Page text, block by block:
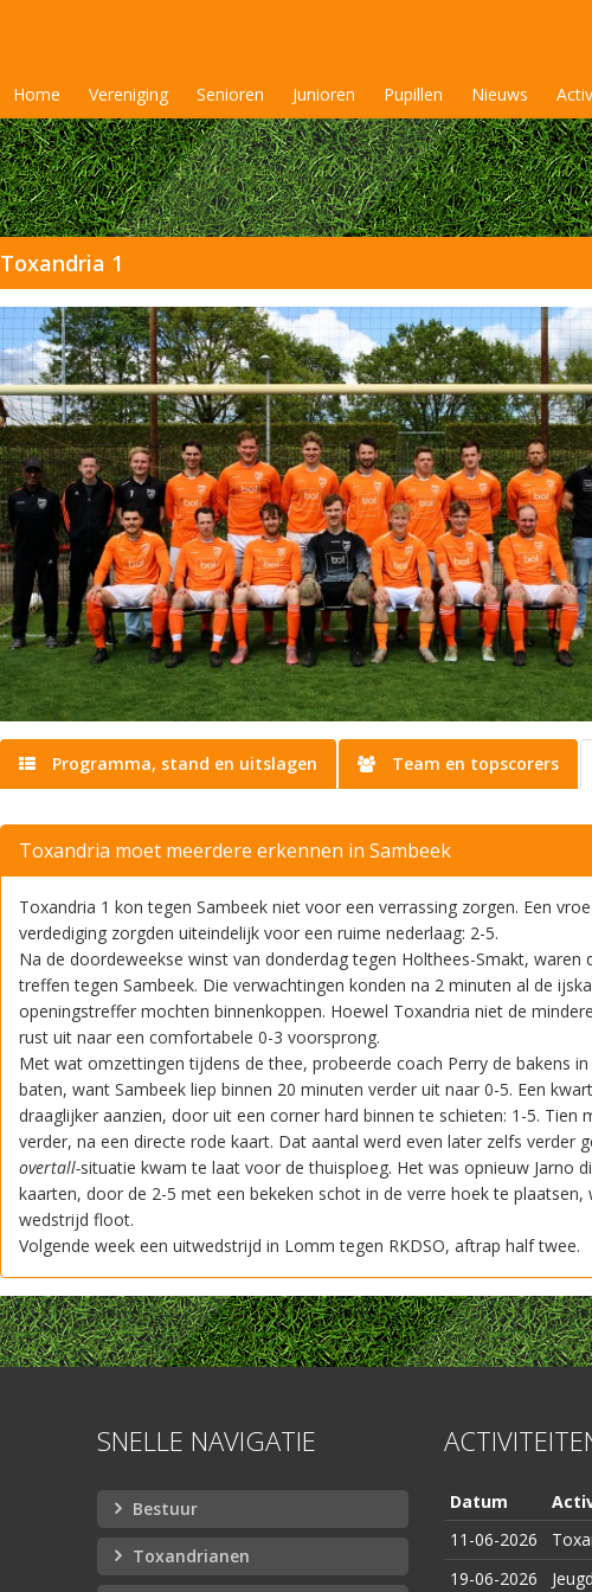
Home Vereniging Senioren Junioren Pupillen Nieuws
Toxandria 1
Programma, stand en uitslagen Team en topscorers
Toxandria moet meerdere erkennen in Sambeek
Toxandria 1 kon tegen Sambeek niet voor een verrassing zorgen. Een
verdediging zorgden uiteindelijk voor een ruime nederlaag: 2-5.
Na de doordeweekse winst van donderdag tegen Holthees-Smakt,
treffen tegen Sambeek. Die verwachtingen konden na 2 minuten al de
openingstreffer mochten binnenkoppen. Hoewel Toxandria niet de
rust uit naar een comfortabele 0-3 voorsprong.
Met wat omzettingen tijdens de thee, probeerde coach Perry de bakens
baten, want Sambeek liep binnen 20 minuten verder uit naar 0-5. Een
draaglijker aanzien, door uit een corner hard binnen te schieten: 1-5.
verder, na een directe rode kaart. Dat aantal werd even later zelfs verder
overtall-situatie kwam te laat voor de thuisploeg. Het was opnieuw Jarno
kaarten, door de 2-5 met een bekeken schot in de verre hoek te
wedstrijd floot.
Volgende week een uitwedstrijd in Lomm tegen RKDSO, aftrap half twee.
SNELLE NAVIGATIE
Bestuur
Toxandrianen
Datum
11-06-2026
19-06-2026